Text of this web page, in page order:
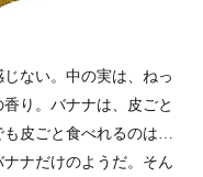
ない。中の実は、ねっ
り。バナナは、皮ごと
皮ごと食べれるのは…
ナナだけのようだ。そん